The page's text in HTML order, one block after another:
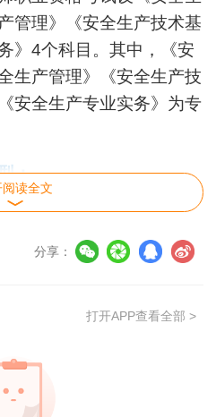
管理》《安全生产技术基
》4个科目。其中，《安
生产管理》《安全生产技
安全生产专业实务》为专
：
产法及相关法律知识》、
《安全生产技术》三个科
、多项选择题;《安全生
法律知识》：单选题：
道 2分/道。
阅读全文
分享：
打开APP查看全部 >